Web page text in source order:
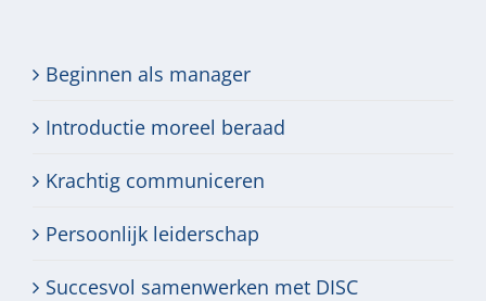
Beginnen als manager
Introductie moreel beraad
Krachtig communiceren
Persoonlijk leiderschap
Succesvol samenwerken met DISC